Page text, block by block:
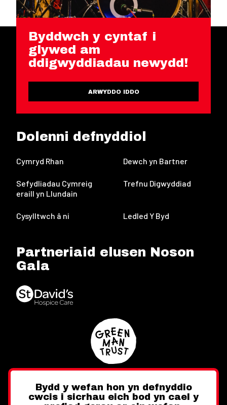
Byddwch y cyntaf i
glywed am
ddigwyddiadau newydd!
ARWYDDO IDDO
Dolenni defnyddiol
Cymryd Rhan Dewch yn Bartner
Sefydliadau Cymreig
eraill yn Llundain
Trefnu Digwyddiad
Cysylltwch â ni Ledled Y Byd
Partneriaid elusen Noson
Gala
Twitter FacebookInstagram
Bydd y wefan hon yn defnyddio
cwcis i sicrhau eich bod yn cael y